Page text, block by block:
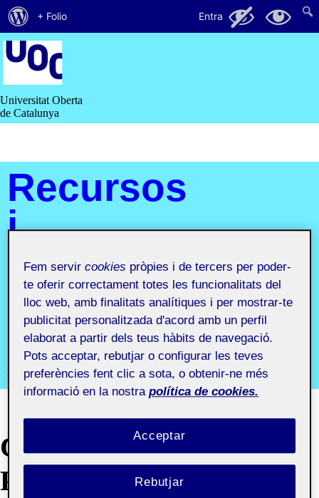
Saltar
contingut
Universitat Oberta
de Catalunya
Recursos
i
comunitats
digitals
aula 2
Recursos i comunitats digitals aula 2
CAPÇALERA DEL
PROJECTE
Quant
al
WordPress
+ Folio Entra 132 11
Fem servircookies pròpies i de tercers per poder-
te oferir correctament totes les funcionalitats del
lloc web, amb finalitats analítiques i per mostrar-te
publicitat personalitzada d'acord amb un perfil
elaborat a partir dels teus hàbits de navegació.
Pots acceptar, rebutjar o configurar les teves
preferències fent clic a sota, o obtenir-ne més
informació en la nostra política de cookies.
Rebutjar
Acceptar